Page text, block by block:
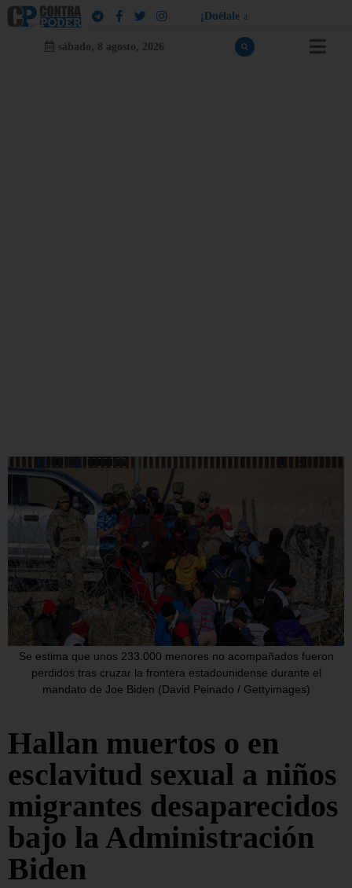
¡ Dué a e a
sábado, 8 agosto, 2026
Se estima que unos 233.000 menores no acompañados fueron
perdidos tras cruzar la frontera estadounidense durante el
mandato de Joe Biden (David Peinado / Gettyimages)
Hallan muertos o en
esclavitud sexual a niños
migrantes desaparecidos
bajo la Administración
Biden